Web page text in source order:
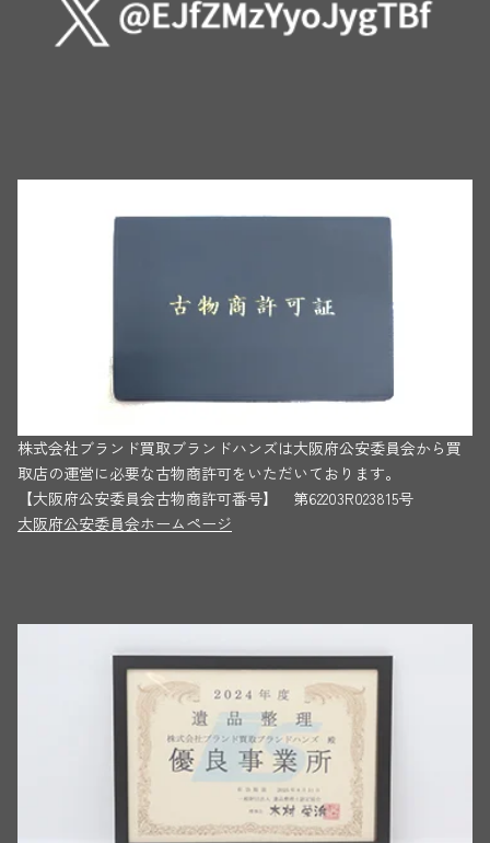
株式会社ブランド買取ブランドハンズは大阪府公安委員会から買
取店の運営に必要な古物商許可をいただいております。
【大阪府公安委員会古物商許可番号】 第62203R023815号
大阪府公安委員会ホームページ